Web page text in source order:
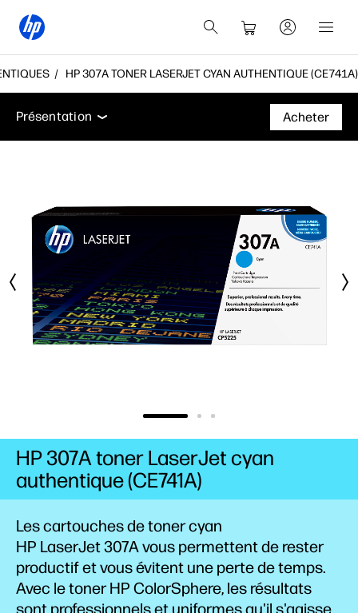
HP 307A TONER LASERJET CYAN AUTHENTIQUE (CE741A)
Présentation Caractéristiques
Assistance
Présentation
Assistance
Acheter
Les cartouches de toner cyan
HP LaserJet 307A vous permettent de rester
productif et vous évitent une perte de temps.
Avec le toner HP ColorSphere, les résultats
sont professionnels et uniformes qu'il s'agisse
HP 307A toner LaserJet cyan
authentique (CE741A)